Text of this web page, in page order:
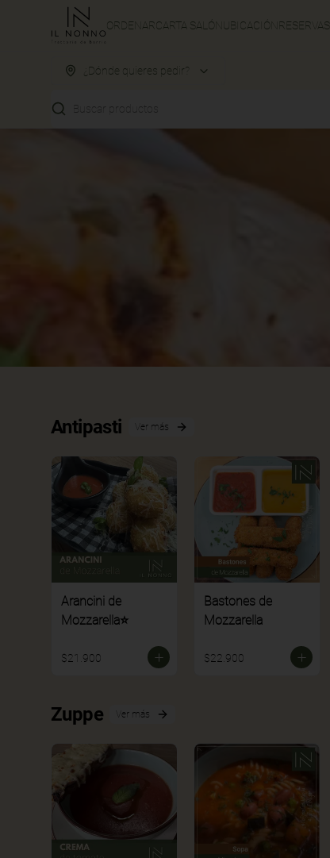
ORDENAR CARTA SALÓN UBICACIÓN RESERVAS
¿Dónde quieres pedir?
Buscar productos
Antipasti Ver más
Arancini de
Mozzarella⭐
$21.900
Bastones de
Mozzarella
$22.900
Zuppe Ver más